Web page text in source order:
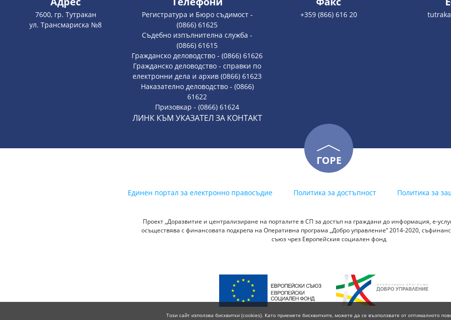
7600, гр. Тутракан
ул. Трансмариска №8
Регистратура и Бюро съдимост -
(0866) 61625
Съдебно изпълнителна служба -
(0866) 61615
Гражданско деловодство - (0866) 61626
Гражданско деловодство - справки по
електронни дела и архив (0866) 61623
Наказателно деловодство - (0866)
61622
Призовкар - (0866) 61624
ЛИНК КЪМ УКАЗАТЕЛ ЗА КОНТАКТ
+359 (866) 616 20
ГОРЕ
Единен портал за електронно правосъдие Политика за достъпност Политика за
Проект „Доразвитие и централизиране на порталите в СП за достъп на граждани до информация, е-
осъществява с финансовата подкрепа на Оперативна програма „Добро управление“ 2014-2020,
съюз чрез Европейския социален фонд
Този сайт използва бисквитки (cookies). Като приемете бисквитките, можете да се възползвате от оптималното